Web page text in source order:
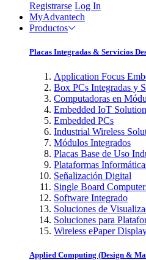
Registrarse Log In
MyAdvantech
Productos
Placas Integradas & Servicios
Application Focus
Box PCs Integradas y
Computadoras en
Embedded IoT
Embedded PCs
Industrial Wireless
Módulos Integrados
Placas Base de Uso
Plataformas
Señalización Digital
Single Board
Software Integrado
Soluciones de
Soluciones para
Wireless ePaper
Applied Computing (Design &